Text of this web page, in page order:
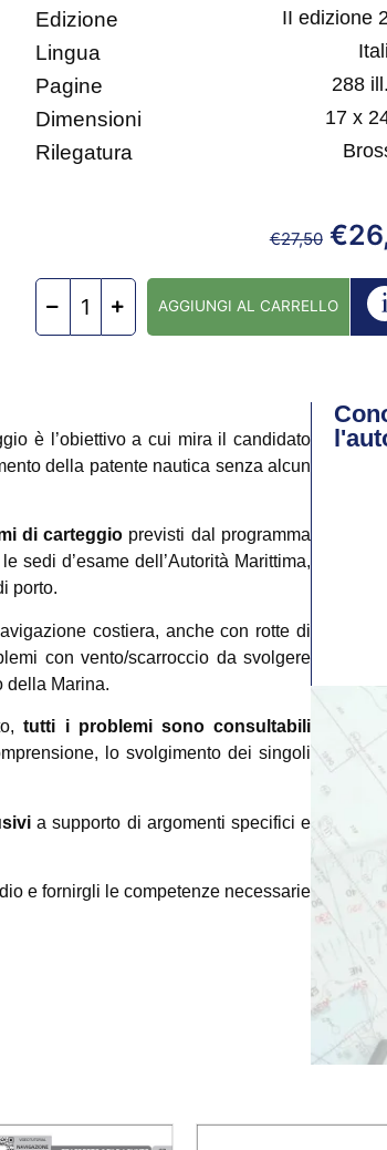
Edizione II edizione
Lingua
Pagine 288
Dimensioni 17 x
Rilegatura
€27,50 €
AGGIUNGI AL CARRELLO
è l’obiettivo a cui mira il candidato
della patente nautica senza alcun
di carteggio previsti dal programma
sedi d’esame dell’Autorità Marittima,
porto.
costiera, anche con rotte di
con vento/scarroccio da svolgere
della Marina.
tutti i problemi sono consultabili
lo svolgimento dei singoli
a supporto di argomenti specifici e
e fornirgli le competenze necessarie